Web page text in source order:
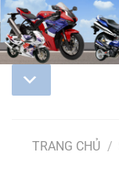
TRANG CHỦ /